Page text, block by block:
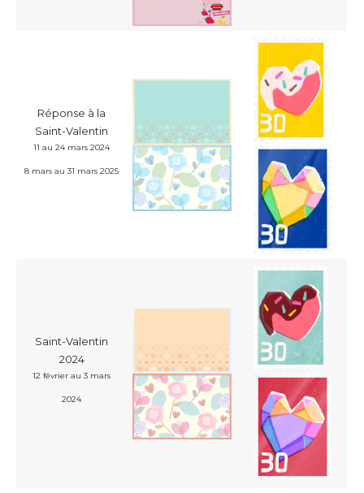
Réponse à la
Saint-Valentin
11 au 24 mars 2024
8 mars au 31 mars 2025
Saint-Valentin
2024
12 février au 3 mars
2024